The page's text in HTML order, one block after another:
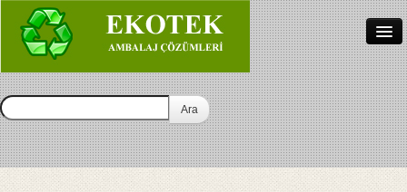
Anasayfa
Hakkımızda
Bez Çanta İmalat
İletişim